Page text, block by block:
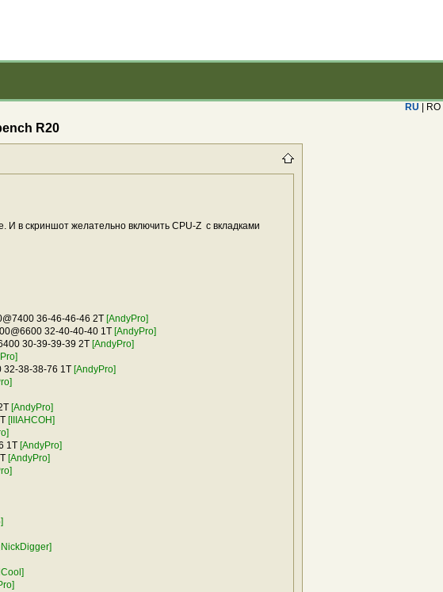
RU | RO
R20
в скриншот желательно включить CPU-Z с вкладками
36-46-46-46 2T [AndyPro]
32-40-40-40 1T [AndyPro]
30-39-39-39 2T [AndyPro]
32-38-38-76 1T [AndyPro]
[AndyPro]
[IIIAHCOH]
1T [AndyPro]
[AndyPro]